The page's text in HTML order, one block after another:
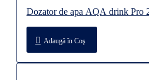
Dozator de apa AQA drink Pro
Adaugă în Coş